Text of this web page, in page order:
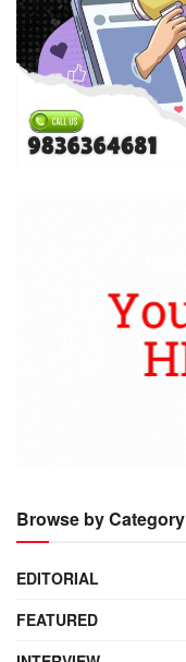
Browse by Category
EDITORIAL
FEATURED